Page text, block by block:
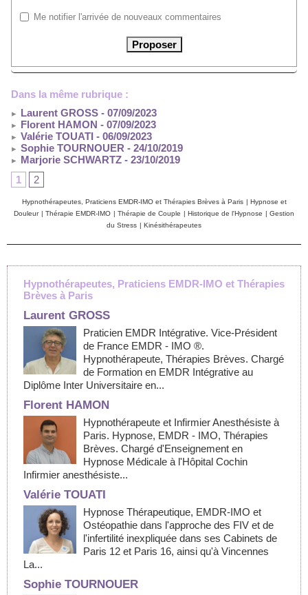
Hypnothérapeutes, Praticiens EMDR-IMO et Thérapies
Brèves à Paris
Laurent GROSS
Praticien EMDR Intégrative. Vice-Président
de France EMDR - IMO ®.
Hypnothérapeute, Thérapies Brèves. Chargé
de Formation en EMDR Intégrative au
Diplôme Inter Universitaire en...
Florent HAMON
Hypnothérapeute et Infirmier Anesthésiste à
Paris. Hypnose, EMDR - IMO, Thérapies
Brèves. Chargé d'Enseignement en
Hypnose Médicale à l'Hôpital Cochin
Infirmier anesthésiste...
Valérie TOUATI
Hypnose Thérapeutique, EMDR-IMO et
Ostéopathie dans l'approche des FIV et de
l'infertilité inexpliquée dans ses Cabinets de
Paris 12 et Paris 16, ainsi qu'à Vincennes
La...
Sophie TOURNOUER
Me notifier l'arrivée de nouveaux commentaires
Dans la même rubrique :
Laurent GROSS - 07/09/2023
Florent HAMON - 07/09/2023
Valérie TOUATI - 06/09/2023
Sophie TOURNOUER - 24/10/2019
Marjorie SCHWARTZ - 23/10/2019
1
2
Hypnothérapeutes, Praticiens EMDR-IMO et Thérapies Brèves à Paris | Hypnose et
Douleur | Thérapie EMDR-IMO | Thérapie de Couple | Historique de l'Hypnose | Gestion
du Stress | Kinésithérapeutes